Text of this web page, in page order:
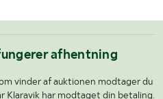
afhentning
vinder af auktionen modtager du
har modtaget din betaling.